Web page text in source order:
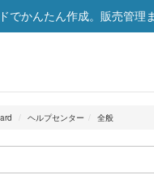
でかんたん作成。販売管理
ヘルプセンター 全般